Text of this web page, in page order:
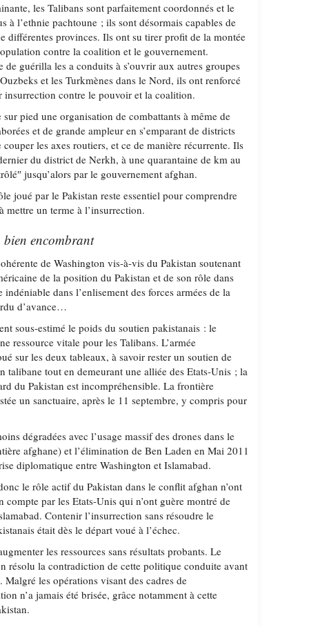
les Talibans sont parfaitement coordonnés et le
à l’ethnie pachtoune ; ils sont désormais capables de
différentes provinces. Ils ont su tirer profit de la montée
contre la coalition et le gouvernement.
de guérilla les a conduits à s’ouvrir aux autres groupes
et les Turkmènes dans le Nord, ils ont renforcé
insurrection contre le pouvoir et la coalition.
pied une organisation de combattants à même de
et de grande ampleur en s’emparant de districts
les axes routiers, et ce de manière récurrente. Ils
du district de Nerkh, à une quarantaine de km au
jusqu’alors par le gouvernement afghan.
joué par le Pakistan reste essentiel pour comprendre
mettre un terme à l’insurrection.
encombrant
de Washington vis-à-vis du Pakistan soutenant
de la position du Pakistan et de son rôle dans
dans l’enlisement des forces armées de la
d’avance…
sous-estimé le poids du soutien pakistanais : le
ressource vitale pour les Talibans. L’armée
sur les deux tableaux, à savoir rester un soutien de
talibane tout en demeurant une alliée des Etats-Unis ; la
du Pakistan est incompréhensible. La frontière
un sanctuaire, après le 11 septembre, y compris pour
dégradées avec l’usage massif des drones dans le
afghane) et l’élimination de Ben Laden en Mai 2011
diplomatique entre Washington et Islamabad.
le rôle actif du Pakistan dans le conflit afghan n’ont
compte par les Etats-Unis qui n’ont guère montré de
Contenir l’insurrection sans résoudre le
était dès le départ voué à l’échec.
les ressources sans résultats probants. Le
résolu la contradiction de cette politique conduite avant
Malgré les opérations visant des cadres de
n’a jamais été brisée, grâce notamment à cette